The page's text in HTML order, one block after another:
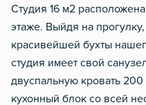
Студия 16 м2
этаже. Выйдя на
красивейшей бухты
студия имеет свой
двуспальную кровать
кухонный блок со всей